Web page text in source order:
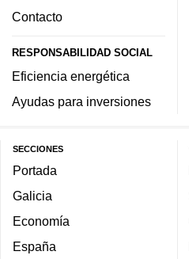
Contacto
RESPONSABILIDAD SOCIAL
Eficiencia energética
Ayudas para inversiones
SECCIONES
Portada
Galicia
Economía
España